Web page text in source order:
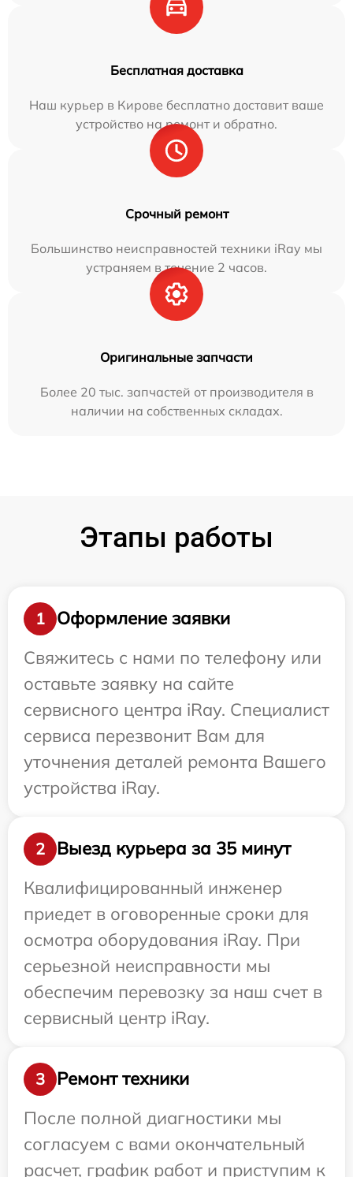
Бесплатная доставка
Наш курьер в Кирове бесплатно доставит ваше
устройство на ремонт и обратно.
Срочный ремонт
Большинство неисправностей техники iRay мы
устраняем в течение 2 часов.
Оригинальные запчасти
Более 20 тыс. запчастей от производителя в
наличии на собственных складах.
Этапы работы
1
Оформление заявки
Свяжитесь с нами по телефону или
оставьте заявку на сайте
сервисного центра iRay. Специалист
сервиса перезвонит Вам для
уточнения деталей ремонта Вашего
устройства iRay.
2
Выезд курьера за 35 минут
Квалифицированный инженер
приедет в оговоренные сроки для
осмотра оборудования iRay. При
серьезной неисправности мы
обеспечим перевозку за наш счет в
сервисный центр iRay.
3
Ремонт техники
После полной диагностики мы
согласуем с вами окончательный
расчет, график работ и приступим к